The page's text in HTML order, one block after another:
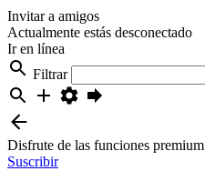
Invitar a amigos
Actualmente estás desconectado
Ir en línea
Filtrar
Disfrute de las funciones premium
Suscribir